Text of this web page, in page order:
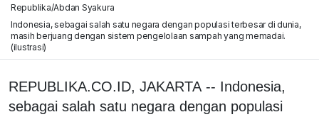
Republika/Abdan Syakura
Indonesia, sebagai salah satu negara dengan populasi terbesar di dunia,
masih berjuang dengan sistem pengelolaan sampah yang memadai.
(ilustrasi)
REPUBLIKA.CO.ID, JAKARTA -- Indonesia,
sebagai salah satu negara dengan populasi